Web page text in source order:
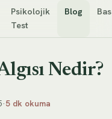
Psikolojik
Test
Blog
Nedir?
·5 dk okuma